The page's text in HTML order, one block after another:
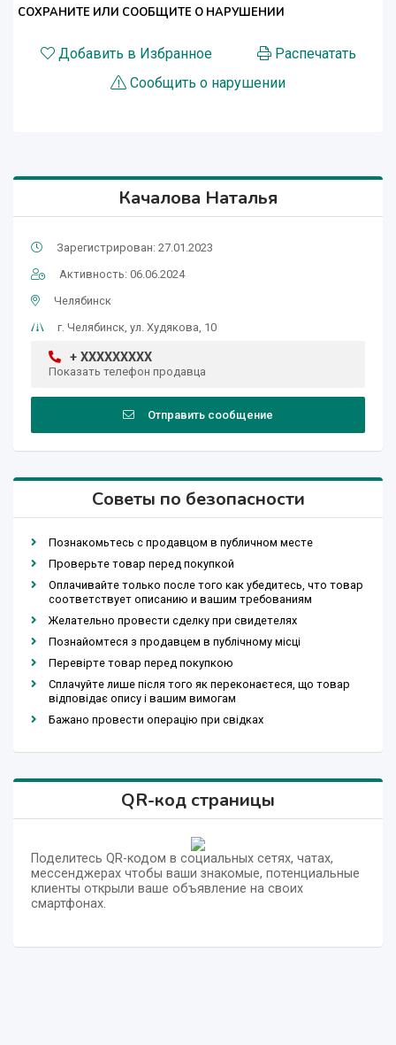
СОХРАНИТЕ ИЛИ СООБЩИТЕ О НАРУШЕНИИ
Добавить в Избранное
Распечатать
Сообщить о нарушении
Качалова Наталья
Зарегистрирован: 27.01.2023
Активность: 06.06.2024
Челябинск
г. Челябинск, ул. Худякова, 10
+ XXXXXXXXX
Показать телефон продавца
Отправить сообщение
Советы по безопасности
Познакомьтесь с продавцом в публичном месте
Проверьте товар перед покупкой
Оплачивайте только после того как убедитесь, что товар
соответствует описанию и вашим требованиям
Желательно провести сделку при свидетелях
Познайомтеся з продавцем в публічному місці
Перевірте товар перед покупкою
Сплачуйте лише після того як переконаєтеся, що товар
відповідає опису і вашим вимогам
Бажано провести операцію при свідках
QR-код страницы
Поделитесь QR-кодом в социальных сетях, чатах,
мессенджерах чтобы ваши знакомые, потенциальные
клиенты открыли ваше объявление на своих
смартфонах.